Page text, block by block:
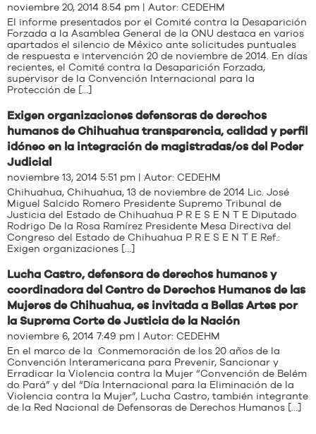
noviembre 20, 2014 8:54 pm | Autor: CEDEHM
El informe presentados por el Comité contra la Desaparición
Forzada a la Asamblea General de la ONU destaca en varios
apartados el silencio de México ante solicitudes puntuales
de respuesta e intervención 20 de noviembre de 2014. En días
recientes, el Comité contra la Desaparición Forzada,
supervisor de la Convención Internacional para la
Protección de […]
Exigen organizaciones defensoras de derechos
humanos de Chihuahua transparencia, calidad y perfil
idóneo en la integración de magistradas/os del Poder
Judicial
noviembre 13, 2014 5:51 pm | Autor: CEDEHM
Chihuahua, Chihuahua, 13 de noviembre de 2014 Lic. José
Miguel Salcido Romero Presidente Supremo Tribunal de
Justicia del Estado de Chihuahua P R E S E N T E Diputado
Rodrigo De la Rosa Ramírez Presidente Mesa Directiva del
Congreso del Estado de Chihuahua P R E S E N T E Ref.:
Exigen organizaciones […]
Lucha Castro, defensora de derechos humanos y
coordinadora del Centro de Derechos Humanos de las
Mujeres de Chihuahua, es invitada a Bellas Artes por
la Suprema Corte de Justicia de la Nación
noviembre 6, 2014 7:49 pm | Autor: CEDEHM
En el marco de la Conmemoración de los 20 años de la
Convención Interamericana para Prevenir, Sancionar y
Erradicar la Violencia contra la Mujer “Convención de Belém
do Pará” y del “Día Internacional para la Eliminación de la
Violencia contra la Mujer”, Lucha Castro, también integrante
de la Red Nacional de Defensoras de Derechos Humanos […]